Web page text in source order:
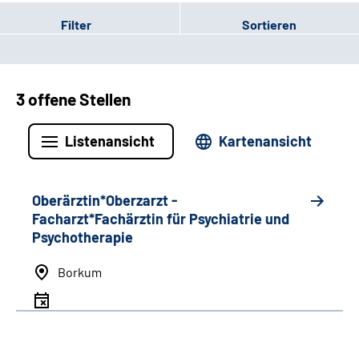
Filter Sortieren
3 offene Stellen
Listenansicht Kartenansicht
Oberärztin*Oberzarzt -
Facharzt*Fachärztin für Psychiatrie und
Psychotherapie
Borkum